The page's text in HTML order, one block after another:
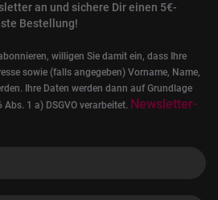
an und sichere Dir einen 5€-
Bestellung!
willigen Sie damit ein, dass Ihre
sowie (falls angegeben) Vorname, Name,
Ihre Daten werden dann auf Grundlage
1 a) DSGVO verarbeitet. Newsletter-